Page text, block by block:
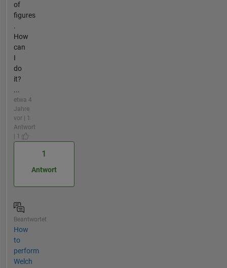
of
figures
.
How
can
I
do
it?
...
etwa 4
Jahre
vor | 1
Antwort
| 1
1
Antwort
Beantwortet
How
to
perform
Welch